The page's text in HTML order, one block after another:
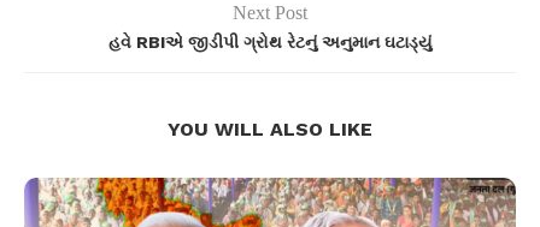
Next Post
હવે RBIએ જીડીપી ગ્રોથ રેટનું અનુમાન ઘટાડ્યું
YOU WILL ALSO LIKE